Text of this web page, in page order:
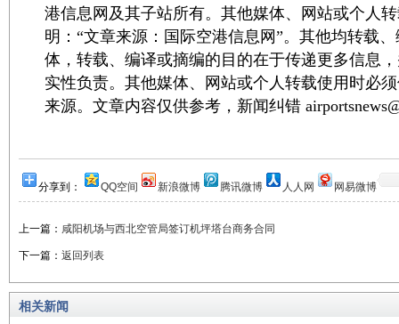
港信息网及其子站所有。其他媒体、网站或个人
明：“文章来源：国际空港信息网”。其他均转载
体，转载、编译或摘编的目的在于传递更多信息
实性负责。其他媒体、网站或个人转载使用时必
来源。文章内容仅供参考，新闻纠错
分享到： QQ空间 新浪微博 腾讯微博 人人网 网易微博
上一篇： 咸阳机场与西北空管局签订机坪塔台商务合同
下一篇： 返回列表
相关新闻